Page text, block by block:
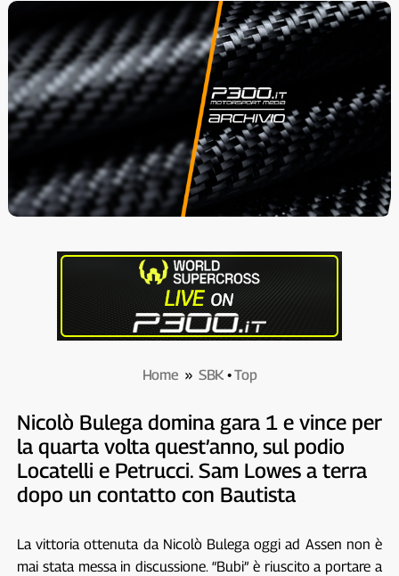
Home » SBK •Top
Nicolò Bulega domina gara 1 e vince per
la quarta volta quest’anno, sul podio
Locatelli e Petrucci. Sam Lowes a terra
dopo un contatto con Bautista
La vittoria ottenuta da Nicolò Bulega oggi ad Assen non è
mai stata messa in discussione. “Bubi” è riuscito a portare a